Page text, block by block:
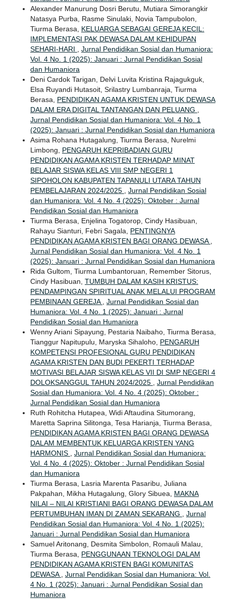
Alexander Manurung Dosri Berutu, Mutiara Simorangkir
Natasya Purba, Rasme Sinulaki, Novia Tampubolon,
Tiurma Berasa, KELUARGA SEBAGAI GEREJA KECIL:
IMPLEMENTASI PAK DEWASA DALAM KEHIDUPAN
SEHARI-HARI
Jurnal Pendidikan Sosial dan Humaniora:
Vol. 4 No. 1 (2025): Januari : Jurnal Pendidikan Sosial
dan Humaniora
Deni Cardok Tarigan, Delvi Luvita Kristina Rajagukguk,
Elsa Ruyandi Hutasoit, Srilastry Lumbanraja, Tiurma
Berasa, PENDIDIKAN AGAMA KRISTEN UNTUK DEWASA
DALAM ERA DIGITAL TANTANGAN DAN PELUANG
Jurnal Pendidikan Sosial dan Humaniora: Vol. 4 No. 1
(2025): Januari : Jurnal Pendidikan Sosial dan Humaniora
Asima Rohana Hutagalung, Tiurma Berasa, Nurelmi
Limbong, PENGARUH KEPRIBADIAN GURU
PENDIDIKAN AGAMA KRISTEN TERHADAP MINAT
BELAJAR SISWA KELAS VIII SMP NEGERI 1
SIPOHOLON KABUPATEN TAPANULI UTARA TAHUN
PEMBELAJARAN 2024/2025
Jurnal Pendidikan Sosial
dan Humaniora: Vol. 4 No. 4 (2025): Oktober : Jurnal
Pendidikan Sosial dan Humaniora
Tiurma Berasa, Enjelina Togatorop, Cindy Hasibuan,
Rahayu Sianturi, Febri Sagala, PENTINGNYA
PENDIDIKAN AGAMA KRISTEN BAGI ORANG DEWASA
Jurnal Pendidikan Sosial dan Humaniora: Vol. 4 No. 1
(2025): Januari : Jurnal Pendidikan Sosial dan Humaniora
Rida Gultom, Tiurma Lumbantoruan, Remember Sitorus,
Cindy Hasibuan, TUMBUH DALAM KASIH KRISTUS:
PENDAMPINGAN SPIRITUAL ANAK MELALUI PROGRAM
PEMBINAAN GEREJA
Jurnal Pendidikan Sosial dan
Humaniora: Vol. 4 No. 1 (2025): Januari : Jurnal
Pendidikan Sosial dan Humaniora
Wenny Ariani Sipayung, Pestaria Naibaho, Tiurma Berasa,
Tianggur Napitupulu, Maryska Sihaloho, PENGARUH
KOMPETENSI PROFESIONAL GURU PENDIDIKAN
AGAMA KRISTEN DAN BUDI PEKERTI TERHADAP
MOTIVASI BELAJAR SISWA KELAS VII DI SMP NEGERI 4
DOLOKSANGGUL TAHUN 2024/2025
Jurnal Pendidikan
Sosial dan Humaniora: Vol. 4 No. 4 (2025): Oktober :
Jurnal Pendidikan Sosial dan Humaniora
Ruth Rohitcha Hutapea, Widi Aftaudina Situmorang,
Maretta Saprina Silitonga, Tesa Harianja, Tiurma Berasa,
PENDIDIKAN AGAMA KRISTEN BAGI ORANG DEWASA
DALAM MEMBENTUK KELUARGA KRISTEN YANG
HARMONIS
Jurnal Pendidikan Sosial dan Humaniora:
Vol. 4 No. 4 (2025): Oktober : Jurnal Pendidikan Sosial
dan Humaniora
Tiurma Berasa, Lasria Marenta Pasaribu, Juliana
Pakpahan, Mikha Hutagalung, Glory Sibuea, MAKNA
NILAI – NILAI KRISTIANI BAGI ORANG DEWASA DALAM
PERTUMBUHAN IMAN DI ZAMAN SEKARANG
Jurnal
Pendidikan Sosial dan Humaniora: Vol. 4 No. 1 (2025):
Januari : Jurnal Pendidikan Sosial dan Humaniora
Samuel Aritonang, Desmita Simbolon, Romauli Malau,
Tiurma Berasa, PENGGUNAAN TEKNOLOGI DALAM
PENDIDIKAN AGAMA KRISTEN BAGI KOMUNITAS
DEWASA
Jurnal Pendidikan Sosial dan Humaniora: Vol.
4 No. 1 (2025): Januari : Jurnal Pendidikan Sosial dan
Humaniora